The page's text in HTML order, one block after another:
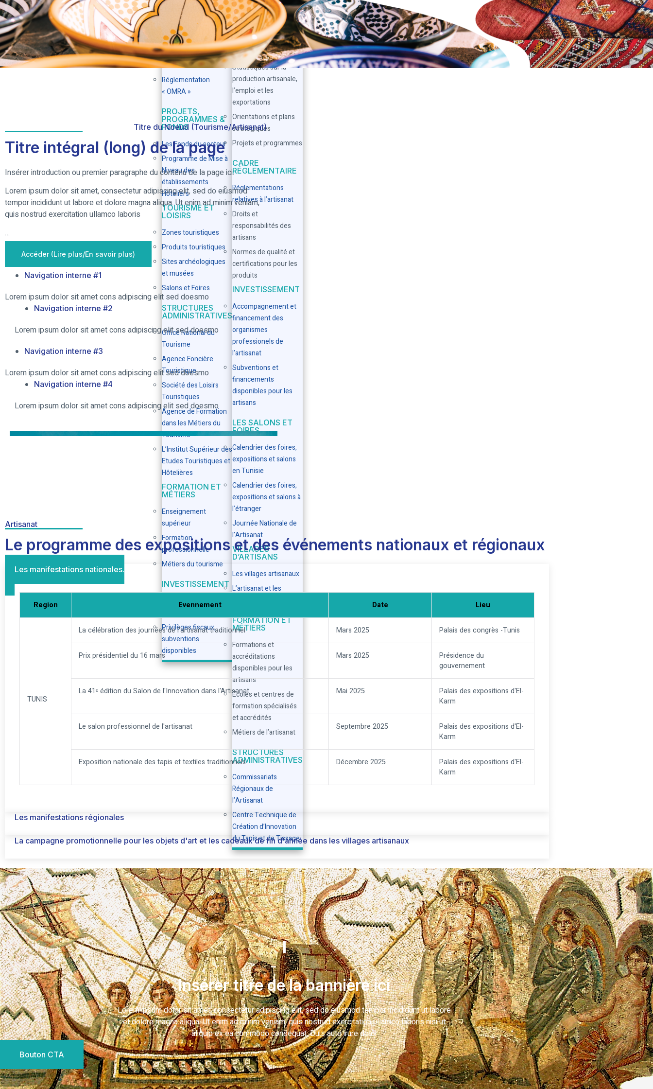
stratégiques
CADRE
RÉGLEMENTAIRE
Réglementations en
matière de tourisme
Réglementation
« OMRA »
PROJETS,
PROGRAMMES &
FONDS
Les Fonds du secteur
Programme de Mise à
Niveau des
établissements
Hôteliers
TOURISME ET
LOISIRS
Zones touristiques
Produits touristiques
Sites archéologiques
et musées
Salons et Foires
STRUCTURES
ADMINISTRATIVES
Office National du
Tourisme
Agence Foncière
Touristique
Société des Loisirs
Touristiques
Agence de Formation
dans les Métiers du
Tourisme
L’Institut Supérieur des
Etudes Touristiques et
Hôtelières
FORMATION ET
MÉTIERS
Enseignement
supérieur
Formation
professionnelle
Métiers du tourisme
INVESTISSEMENT
Guide de
Privilèges fiscaux,
subventions
disponibles
au PIB.
ÉTUDES ET
STATISTIQUES
État des lieux de
l’artisanat en Tunisie
Statistiques sur la
production artisanale,
l’emploi et les
exportations
Orientations et plans
stratégiques
Projets et programmes
CADRE
RÉGLEMENTAIRE
Réglementations
relatives à l’artisanat
Droits et
responsabilités des
artisans
Normes de qualité et
certifications pour les
produits
INVESTISSEMENT
Accompagnement et
financement des
organismes
professionels de
l’artisanat
Subventions et
financements
disponibles pour les
artisans
LES SALONS ET
FOIRES
Calendrier des foires,
expositions et salons
en Tunisie
Calendrier des foires,
expositions et salons à
l’étranger
Journée Nationale de
l’Artisanat
VILLAGES
D’ARTISANS
Les villages artisanaux
L’artisanat et les
FORMATION ET
MÉTIERS
Formations et
accréditations
disponibles pour les
artisans
Écoles et centres de
formation spécialisés
et accrédités
Métiers de l’artisanat
STRUCTURES
ADMINISTRATIVES
Commissariats
Régionaux de
l’Artisanat
Centre Technique de
Création d’Innovation
du Tapis et de Tissage
Titre du Noeud (Tourisme/Artisanat)
Titre intégral (long) de la page
Insérer introduction ou premier paragraphe du contenu de la page ici.
Lorem ipsum dolor sit amet, consectetur adipiscing elit, sed do eiusmod
tempor incididunt ut labore et dolore magna aliqua. Ut enim ad minim veniam,
quis nostrud exercitation ullamco laboris
…
Accéder (Lire plus/En savoir plus)
Navigation interne #1
Lorem ipsum dolor sit amet cons adipiscing elit sed doesmo
Navigation interne #2
Lorem ipsum dolor sit amet cons adipiscing elit sed doesmo
Navigation interne #3
Lorem ipsum dolor sit amet cons adipiscing elit sed doesmo
Navigation interne #4
Lorem ipsum dolor sit amet cons adipiscing elit sed doesmo
Artisanat
Le programme des expositions et des événements nationaux et régionaux
Les manifestations nationales.
Region Evennement Date Lieu
TUNIS
La célébration des journées de l'artisanat traditionnel Mars 2025 Palais des congrès -Tunis
Prix ​​présidentiel du 16 mars Mars 2025
Présidence du
gouvernement
La 41ᵉ édition du Salon de l'Innovation dans l'Artisanat Mai 2025
Palais des expositions d'El-
Karm
Le salon professionnel de l'artisanat Septembre 2025
Palais des expositions d'El-
Karm
Exposition nationale des tapis et textiles traditionnels Décembre 2025
Palais des expositions d'El-
Karm
Les manifestations régionales
La campagne promotionnelle pour les objets d'art et les cadeaux de fin d'année dans les villages artisanaux
Insérer titre de la bannière ici
Lorem ipsum dolor sit amet, consectetur adipiscing elit, sed do eiusmod tempor incididunt ut labore
et dolore magna aliqua. Ut enim ad minim veniam, quis nostrud exercitation ullamco laboris nisi ut
aliquip ex ea commodo consequat. Duis aute irure dolor
Bouton CTA